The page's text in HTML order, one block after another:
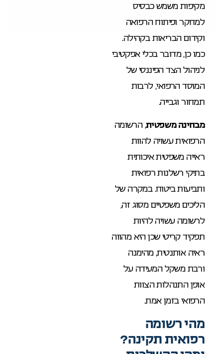
מקיפות משמש כבסיס
למחקר ופיתוח הרפואה
וקידום הבריאות בקהילה.
כמו כן, מדובר בכלי אפקטיבי
לניהול הצד הפיננסי של
המוסד הרפואי, לרבות
תמחור וגבייה.
מבחינה משפטית, הרשומה
הרפואית עשויה להוות
ראייה משפטית איכותית
בתיקי רשלנות רפואית
ותביעות ביטוח. במקרה של
הליכים משפטיים מסוג זה,
לרשומה עשויה להיות
תפקיד קריטי שכן היא מהווה
ראיה אותנטית, מהימנה
ורבת משקל המעידה על
אופן התנהלות הצוות
הרפואי בזמן אמת.
מהי רשומה
רפואית תקינה?